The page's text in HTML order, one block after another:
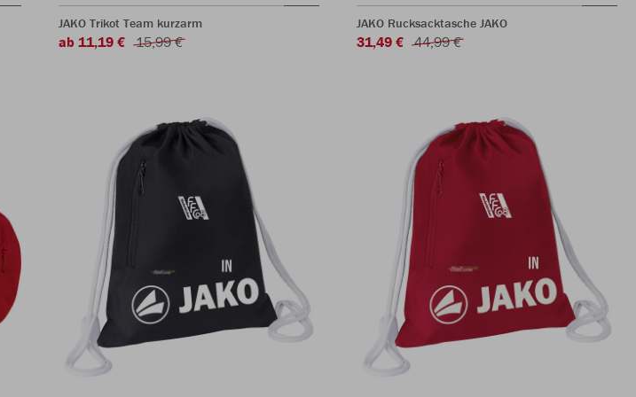
JAKO Trikot Team kurzarm
ab 11,19 € 15,99 €
JAKO Rucksacktasche JAKO
31,49 € 44,99 €